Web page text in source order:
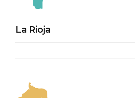
La Rioja